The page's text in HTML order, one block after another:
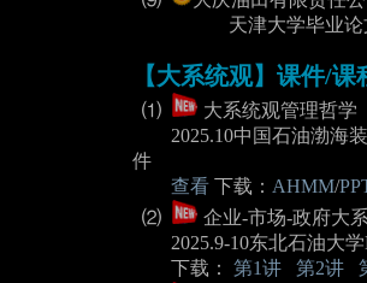
天津大学毕业论文
【大系统观】课件/
⑴
大系统观管理哲学
2025.10中国石油渤海装
件
查看 下载： AHMM/
⑵
企业-市场-政府大
2025.9-10东北石油大学
下载： 第1讲 第2讲